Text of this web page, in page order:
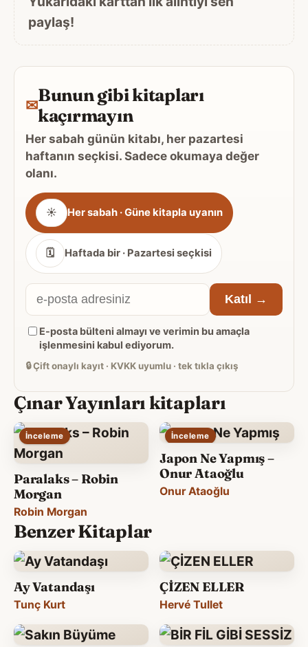
paylaş!
✉Bunun gibi kitapları
kaçırmayın
Her sabah günün kitabı, her pazartesi
haftanın seçkisi. Sadece okumaya değer
olanı.
Gönderim
sıklığı
☀ Her sabah · Güne kitapla uyanın
🗓 Haftada bir · Pazartesi seçkisi
E-
posta
adresiniz
Katıl →
E-posta bülteni almayı ve verimin bu amaçla
işlenmesini kabul ediyorum.
🔒Çift onaylı kayıt · KVKK uyumlu · tek tıkla çıkış
Çınar Yayınları kitapları
İnceleme
Paralaks – Robin
Morgan
Robin Morgan
İnceleme
Japon Ne Yapmış –
Onur Ataoğlu
Onur Ataoğlu
Benzer Kitaplar
Ay Vatandaşı
Tunç Kurt
ÇİZEN ELLER
Hervé Tullet